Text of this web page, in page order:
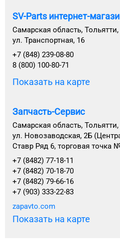
SV-Parts интернет-
Самарская область, Тольятти,
ул. Транспортная, 16
+7 (848) 239-08-80
8 (800) 100-80-71
Показать на карте
Запчасть-Сервис
Самарская область, Тольятти,
ул. Новозаводская, 2Б
Ставр Ряд 6, торговая точка
+7 (8482) 77-18-11
+7 (8482) 70-18-70
+7 (8482) 79-66-16
+7 (903) 333-22-83
zapavto.com
Показать на карте